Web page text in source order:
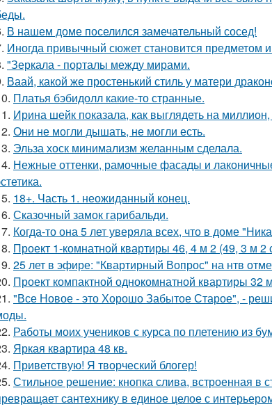
В нашем доме поселился замечательный сосед!
Иногда привычный сюжет становится предметом
"Зеркала - порталы между мирами.
Ваай, какой же простенький стиль у матери
Платья бэбидолл какие-то странные.
Ирина шейк показала, как выглядеть на
Они не могли дышать, не могли есть.
Эльза хоск минимализм желанным сделала.
Нежные оттенки, рамочные фасады и
18+. Часть 1. неожиданный конец.
Сказочный замок гарибальди.
Когда-то она 5 лет уверяла всех, что в доме
Проект 1-комнатной квартиры 46, 4 м 2 (49, 3 м
25 лет в эфире: "Квартирный Вопрос" на нтв
Проект компактной однокомнатной квартиры
"Все Новое - это Хорошо Забытое Старое", -
Работы моих учеников с курса по плетению из
Яркая квартира 48 кв.
Приветствую! Я творческий блогер!
Стильное решение: кнопка слива, встроенная в
сантехнику в единое целое с